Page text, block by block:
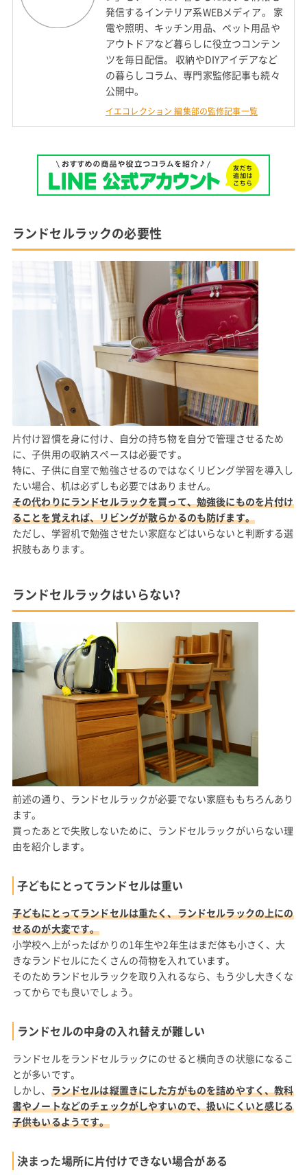
発信するインテリア系WEBメディア。 家
電や照明、キッチン用品、ペット用品や
アウトドアなど暮らしに役立つコンテン
ツを毎日配信。 収納やDIYアイデアなど
の暮らしコラム、専門家監修記事も続々
公開中。
イエコレクション 編集部の監修記事一覧
ランドセルラックの必要性
片付け習慣を身に付け、自分の持ち物を自分で管理させるため
に、子供用の収納スペースは必要です。
特に、子供に自室で勉強させるのではなくリビング学習を導入し
たい場合、机は必ずしも必要ではありません。
その代わりにランドセルラックを買って、勉強後にものを片付け
ることを覚えれば、リビングが散らかるのも防げます。
ただし、学習机で勉強させたい家庭などはいらないと判断する選
択肢もあります。
ランドセルラックはいらない?
前述の通り、ランドセルラックが必要でない家庭ももちろんあり
ます。
買ったあとで失敗しないために、ランドセルラックがいらない理
由を紹介します。
子どもにとってランドセルは重い
子どもにとってランドセルは重たく、ランドセルラックの上にの
せるのが大変です。
小学校へ上がったばかりの1年生や2年生はまだ体も小さく、大
きなランドセルにたくさんの荷物を入れています。
そのためランドセルラックを取り入れるなら、もう少し大きくな
ってからでも良いでしょう。
ランドセルの中身の入れ替えが難しい
ランドセルをランドセルラックにのせると横向きの状態になるこ
とが多いです。
しかし、 ランドセルは縦置きにした方がものを詰めやすく、教科
書やノートなどのチェックがしやすいので、扱いにくいと感じる
子供もいるようです。
決まった場所に片付けできない場合がある